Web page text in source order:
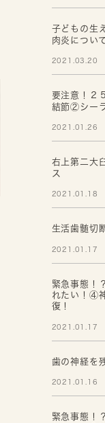
子どもの生
肉炎につい
2021.03.20
要注意！２
結節②シー
2021.01.26
右上第二大
ス
2021.01.18
生活歯髄切
2021.01.17
緊急事態！
れたい！④
復！
2021.01.17
歯の神経を
2021.01.16
緊急事態！